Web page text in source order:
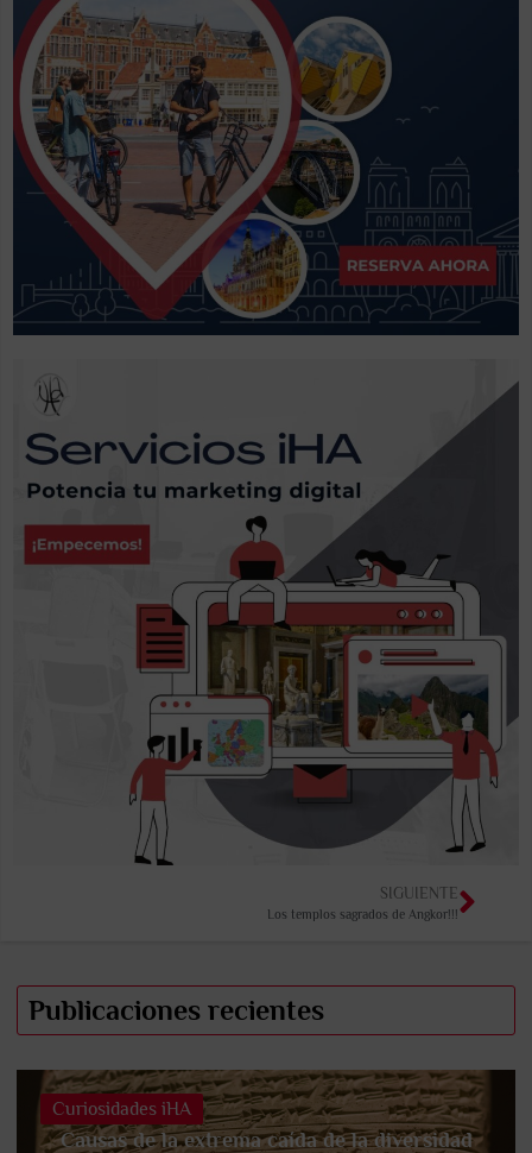
SIGUIENTE
Los templos sagrados de Angkor!!!
Publicaciones recientes
Curiosidades iHA
Causas de la extrema caída de la diversidad